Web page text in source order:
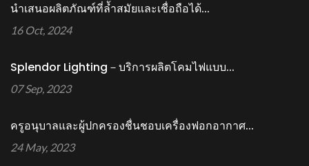
นำเสนอผลิตภัณฑ์ที่ล้ำสมัยและเชื่อถือได้...
16 Oct, 2024
Splendor Lighting－บริการผลิตโคมไฟแบบ...
07 Sep, 2023
ครูอนุบาลและผู้ปกครองชื่นชอบเครื่องฟอกอากาศ...
24 May, 2023